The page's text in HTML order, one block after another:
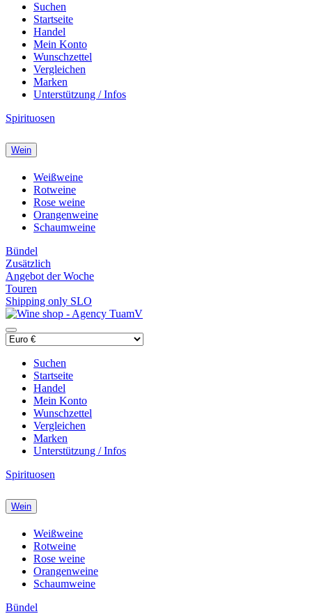
Suchen
Startseite
Handel
Mein Konto
Wunschzettel
Vergleichen
Marken
Unterstützung / Infos
Spirituosen
Wein
Weißweine
Rotweine
Rose weine
Orangenweine
Schaumweine
Bündel
Zusätzlich
Angebot der Woche
Touren
Shipping only SLO
Suchen
Startseite
Handel
Mein Konto
Wunschzettel
Vergleichen
Marken
Unterstützung / Infos
Spirituosen
Wein
Weißweine
Rotweine
Rose weine
Orangenweine
Schaumweine
Bündel